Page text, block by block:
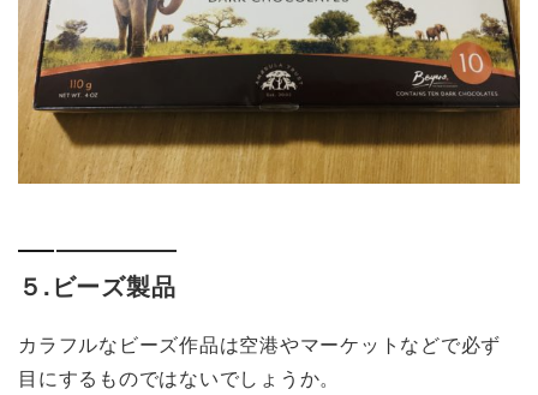
５.ビーズ製品
カラフルなビーズ作品は空港やマーケットなどで必ず
目にするものではないでしょうか。